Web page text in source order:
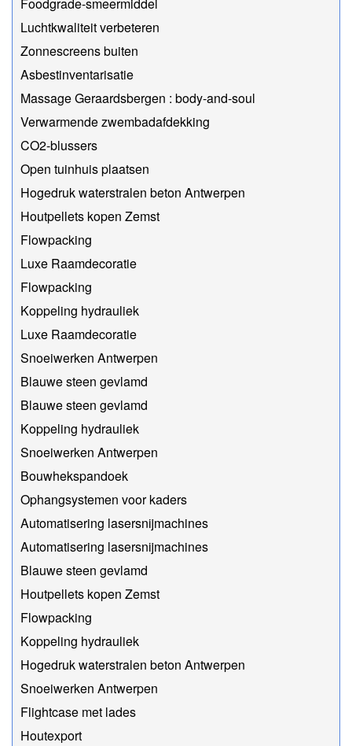
Foodgrade-smeermiddel
Luchtkwaliteit verbeteren
Zonnescreens buiten
Asbestinventarisatie
Massage Geraardsbergen : body-and-soul
Verwarmende zwembadafdekking
CO2-blussers
Open tuinhuis plaatsen
Hogedruk waterstralen beton Antwerpen
Houtpellets kopen Zemst
Flowpacking
Luxe Raamdecoratie
Flowpacking
Koppeling hydrauliek
Luxe Raamdecoratie
Snoeiwerken Antwerpen
Blauwe steen gevlamd
Blauwe steen gevlamd
Koppeling hydrauliek
Snoeiwerken Antwerpen
Bouwhekspandoek
Ophangsystemen voor kaders
Automatisering lasersnijmachines
Automatisering lasersnijmachines
Blauwe steen gevlamd
Houtpellets kopen Zemst
Flowpacking
Koppeling hydrauliek
Hogedruk waterstralen beton Antwerpen
Snoeiwerken Antwerpen
Flightcase met lades
Houtexport